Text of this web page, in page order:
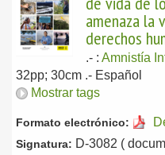
amenaza la
derechos
.- : Amnistía
32pp; 30cm .- Español
Mostrar tags
Formato electrónico:
Signatura: D-3082 (